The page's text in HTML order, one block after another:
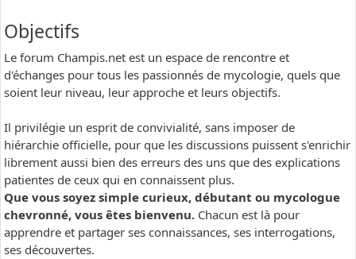
Objectifs
Le forum Champis.net est un espace de rencontre et
d'échanges pour tous les passionnés de mycologie, quels que
soient leur niveau, leur approche et leurs objectifs.
Il privilégie un esprit de convivialité, sans imposer de
hiérarchie officielle, pour que les discussions puissent s'enrichir
librement aussi bien des erreurs des uns que des explications
patientes de ceux qui en connaissent plus.
Que vous soyez simple curieux, débutant ou mycologue
chevronné, vous êtes bienvenu. Chacun est là pour
apprendre et partager ses connaissances, ses interrogations,
ses découvertes.